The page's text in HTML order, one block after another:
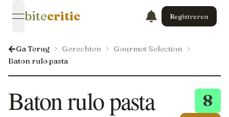
open navigation menu
bitecritic Registreren
Ga Terug Gerechten
Gourmet Selection
Baton rulo pasta
8
Baton rulo pasta